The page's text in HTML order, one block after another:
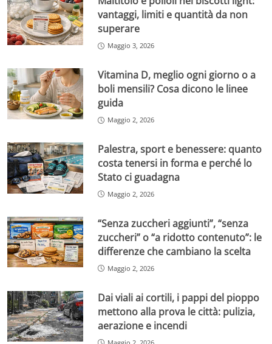
vantaggi, limiti e quantità da non
superare
Maggio 3, 2026
Vitamina D, meglio ogni giorno o a
boli mensili? Cosa dicono le linee
guida
Maggio 2, 2026
Palestra, sport e benessere: quanto
costa tenersi in forma e perché lo
Stato ci guadagna
Maggio 2, 2026
“Senza zuccheri aggiunti”, “senza
zuccheri” o “a ridotto contenuto”: le
differenze che cambiano la scelta
Maggio 2, 2026
Dai viali ai cortili, i pappi del pioppo
mettono alla prova le città: pulizia,
aerazione e incendi